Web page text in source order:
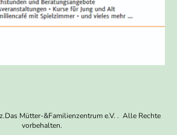
Mütter-&Familienzentrum e.V. . Alle Rechte
vorbehalten.